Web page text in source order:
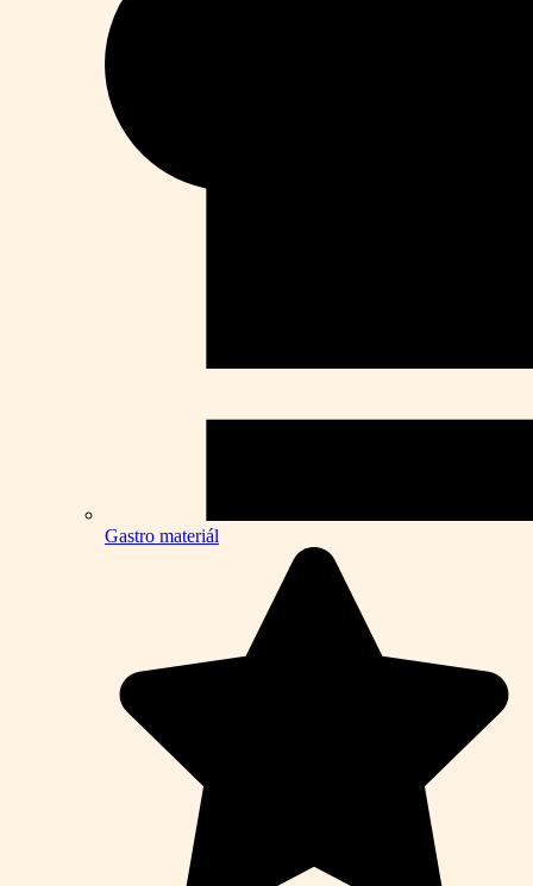
Gastro materiál